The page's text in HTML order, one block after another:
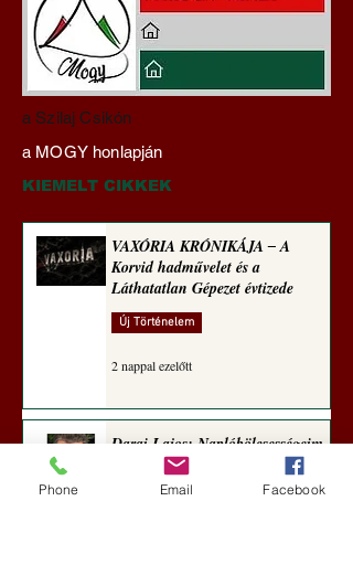
Darai Lajos:
Naplóbölcsességeim
(2022)
a Szilaj Csikón
a MOGY honlapján
KIEMELT CIKKEK
VAXÓRIA KRÓNIKÁJA ‒ A
Korvid hadművelet és a
Láthatatlan Gépezet évtizede
Új Történelem
2 nappal ezelőtt
Darai Lajos: Naplóbölcsességeim
Phone Email Facebook